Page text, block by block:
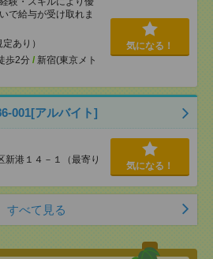
で給与が受け取れま
あり）
歩2分 / 新宿(東京メト
気になる！
001[アルバイト]
新港１４－１（最寄り
気になる！
すべて見る